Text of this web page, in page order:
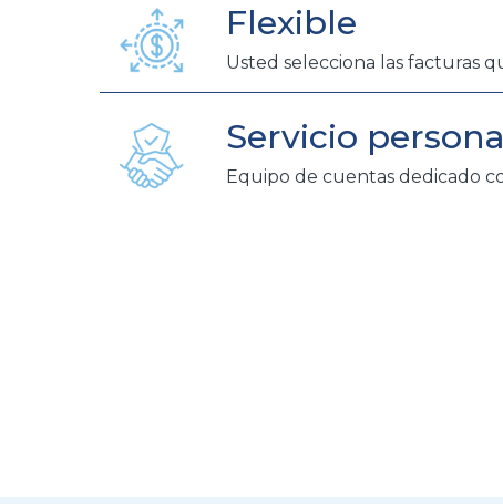
Flexible
Usted selecciona las facturas
Servicio
Equipo de cuentas dedicado